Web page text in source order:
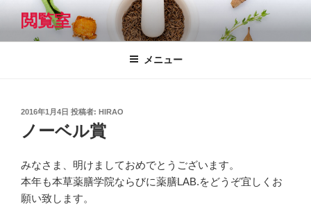
テ
閲覧室
メニュー
投
日:
2016年1月4日 投稿者: HIRAO
ノーベル賞
みなさま、明けましておめでとうございます。
本年も本草薬膳学院ならびに薬膳LAB.をどうぞ宜しくお
願い致します。